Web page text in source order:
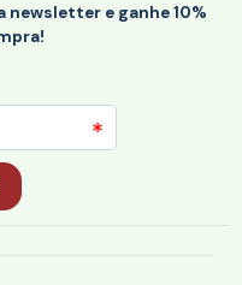
newsletter e ganhe 10%